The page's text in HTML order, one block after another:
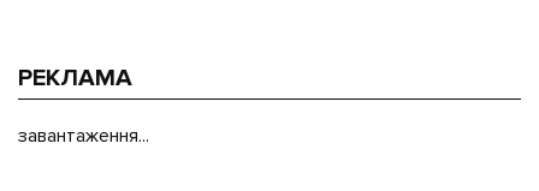
РЕКЛАМА
завантаження...